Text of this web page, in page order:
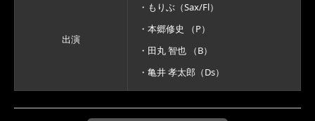
出演
・もりぶ（Sax/Fl）
・本郷修史 （P）
・田丸 智也 （B）
・亀井 孝太郎（Ds）